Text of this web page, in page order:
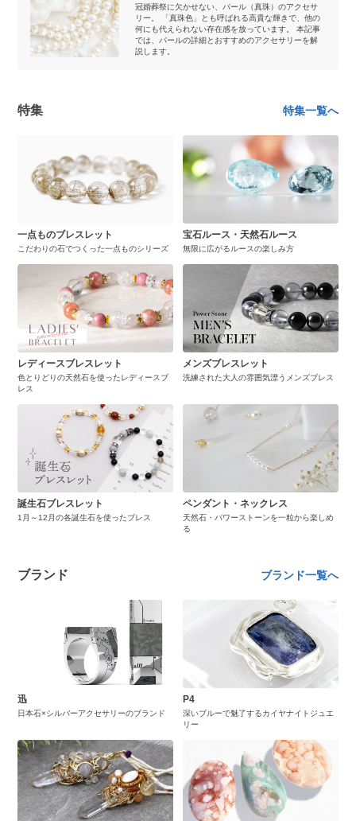
冠婚葬祭に欠かせない、パール（真珠）のアクセサ
リー。 「真珠色」とも呼ばれる高貴な輝きで、他の
何にも代えられない存在感を放っています。 本記事
では、パールの詳細とおすすめのアクセサリーを解
説します。
特集 特集一覧へ
一点ものブレスレット
こだわりの石でつくった一点ものシリーズ
宝石ルース・天然石ルース
無限に広がるルースの楽しみ方
レディースブレスレット
色とりどりの天然石を使ったレディースブ
レス
メンズブレスレット
洗練された大人の雰囲気漂うメンズブレス
誕生石ブレスレット
1月～12月の各誕生石を使ったブレス
ペンダント・ネックレス
天然石・パワーストーンを一粒から楽しめ
る
ブランド ブランド一覧へ
迅
日本石×シルバーアクセサリーのブランド
P4
深いブルーで魅了するカイヤナイトジュエ
リー